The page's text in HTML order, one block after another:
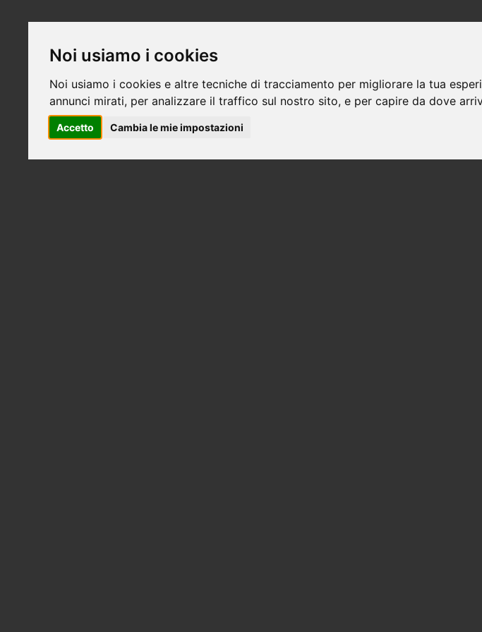
Noi usiamo i cookies
Noi usiamo i cookies e altre tecniche di tracciamento per migliorare la tua
annunci mirati, per analizzare il traffico sul nostro sito, e per capire da dove
Accetto Cambia le mie impostazioni